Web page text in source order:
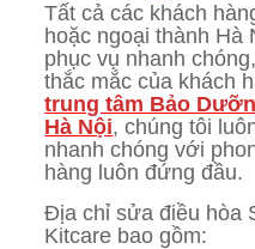
Tất cả các khách
hoặc ngoại thành
phục vụ nhanh
thắc mắc của khách
trung tâm Bảo
Hà Nội, chúng tôi
nhanh chóng với
hàng luôn đứng đầu.
Địa chỉ sửa điều hòa
Kitcare bao gồm: